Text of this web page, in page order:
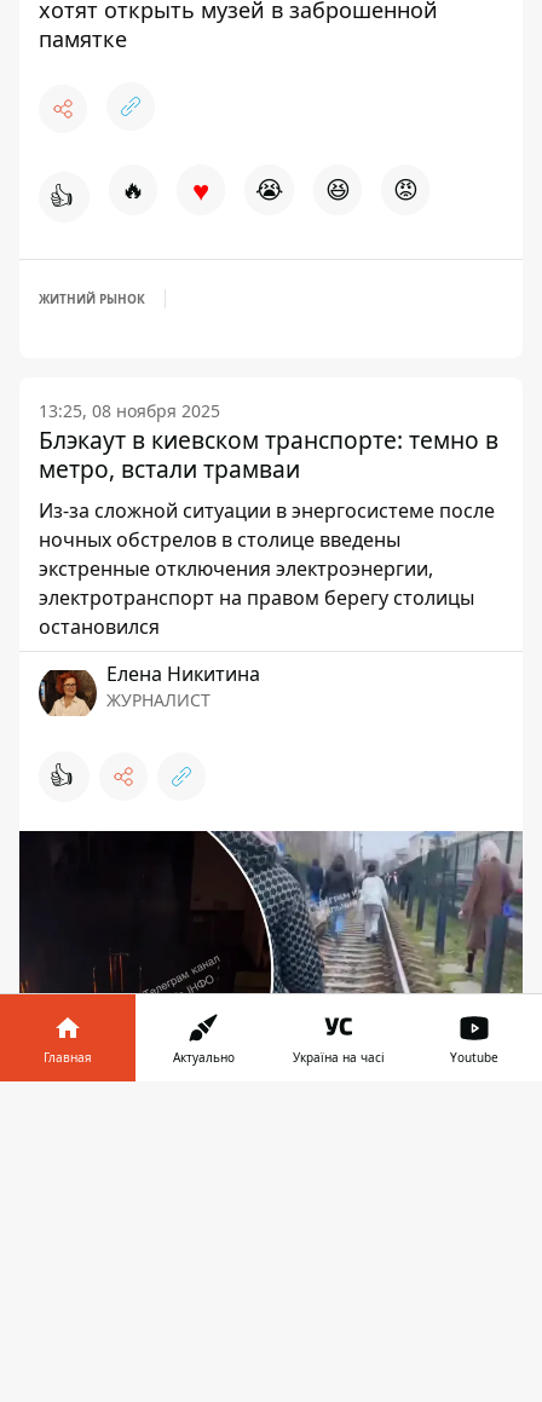
хотят открыть музей в заброшенной
памятке
👍 🔥 ♥ 😭 😆 😡
ЖИТНИЙ РЫНОК
13:25, 08 ноября 2025
Блэкаут в киевском транспорте: темно в
метро, ​​встали трамваи
Из-за сложной ситуации в энергосистеме после
ночных обстрелов в столице введены
экстренные отключения электроэнергии,
электротранспорт на правом берегу столицы
остановился
Елена Никитина
ЖУРНАЛИСТ
👍
Главная Актуально Україна на часі Youtube